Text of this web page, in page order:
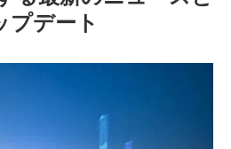
プデート